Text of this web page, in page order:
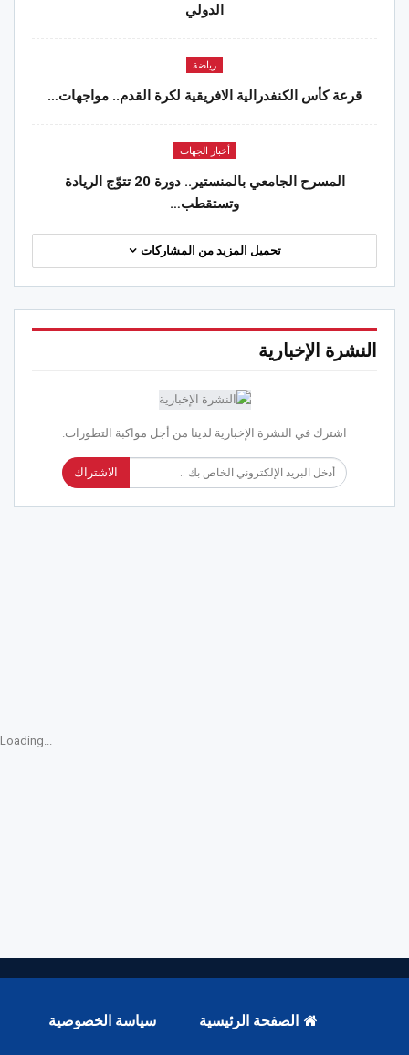
الدولي
رياضة
قرعة كأس الكنفدرالية الافريقية لكرة القدم.. مواجهات…
أخبار الجهات
المسرح الجامعي بالمنستير.. دورة 20 تتوّج الريادة
وتستقطب…
تحميل المزيد من المشاركات
النشرة الإخبارية
اشترك في النشرة الإخبارية لدينا من أجل مواكبة التطورات.
الاشتراك
Loading...
الصفحة الرئيسية سياسة الخصوصية